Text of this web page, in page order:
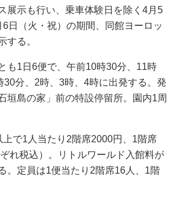
展示も行い、乗車体験日を除く4月5
6日（火・祝）の期間、同館ヨーロッ
する。
も1日6便で、午前10時30分、11時
30分、2時、3時、4時に出発する。発
垣島の家」前の特設停留所。園内1周
で1人当たり2階席2000円、1階席
れ税込）。リトルワールド入館料が
。定員は1便当たり2階席16人、1階